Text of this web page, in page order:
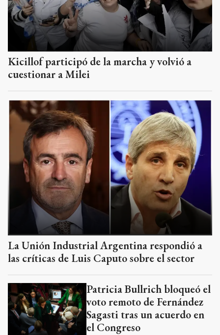
Kicillof participó de la marcha y volvió a
cuestionar a Milei
La Unión Industrial Argentina respondió a
las críticas de Luis Caputo sobre el sector
Patricia Bullrich bloqueó el
voto remoto de Fernández
Sagasti tras un acuerdo en
el Congreso